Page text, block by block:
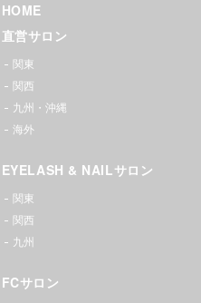
HOME
直営サロン
関東
関西
九州・沖縄
海外
EYELASH & NAILサロン
関東
関西
九州
FCサロン
ヘアサ
ロン｜
銀座・
新宿・
渋谷・
池袋・
大宮・
横浜・